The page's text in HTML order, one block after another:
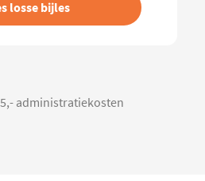
losse bijles
administratiekosten